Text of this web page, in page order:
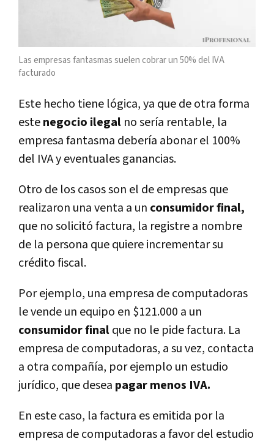
Las empresas fantasmas suelen cobrar un 50% del IVA
facturado
Este hecho tiene lógica, ya que de otra forma
estenegocio ilegal no sería rentable, la
empresa fantasma debería abonar el 100%
del IVA y eventuales ganancias.
Otro de los casos son el de empresas que
realizaron una venta a un consumidor final,
que no solicitó factura, la registre a nombre
de la persona que quiere incrementar su
crédito fiscal.
Por ejemplo, una empresa de computadoras
le vende un equipo en $121.000 a un
consumidor finalque no le pide factura. La
empresa de computadoras, a su vez, contacta
a otra compañía, por ejemplo un estudio
jurídico, que desea pagar menos IVA.
En este caso, la factura es emitida por la
empresa de computadoras a favor del estudio